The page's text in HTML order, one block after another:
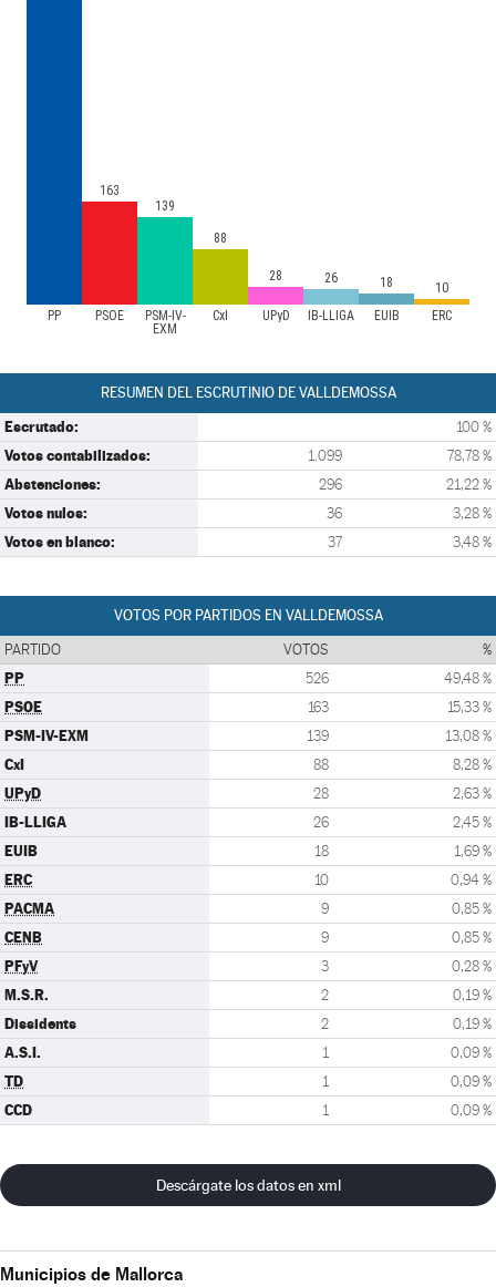
PP PSOE
PSM-IV-
EXM
CxI UPyD IB-LLIGA EUIB ERC
163
139
88
28 26 18 10
RESUMEN DEL ESCRUTINIO DE VALLDEMOSSA
Escrutado: 100 %
Votos contabilizados: 1.099 78,78 %
Abstenciones: 296 21,22 %
Votos nulos: 36 3,28 %
Votos en blanco: 37 3,48 %
VOTOS POR PARTIDOS EN VALLDEMOSSA
PARTIDO VOTOS %
PP 526 49,48 %
PSOE 163 15,33 %
PSM-IV-EXM 139 13,08 %
CxI 88 8,28 %
UPyD 28 2,63 %
IB-LLIGA 26 2,45 %
EUIB 18 1,69 %
ERC 10 0,94 %
PACMA 9 0,85 %
CENB 9 0,85 %
PFyV 3 0,28 %
M.S.R. 2 0,19 %
Dissidents 2 0,19 %
A.S.I. 1 0,09 %
TD 1 0,09 %
CCD 1 0,09 %
Descárgate los datos en xml
Municipios de Mallorca